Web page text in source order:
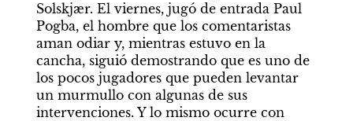
Solskjær. El viernes, jugó de entrada Paul
Pogba, el hombre que los comentaristas
aman odiar y, mientras estuvo en la
cancha, siguió demostrando que es uno de
los pocos jugadores que pueden levantar
un murmullo con algunas de sus
intervenciones. Y lo mismo ocurre con